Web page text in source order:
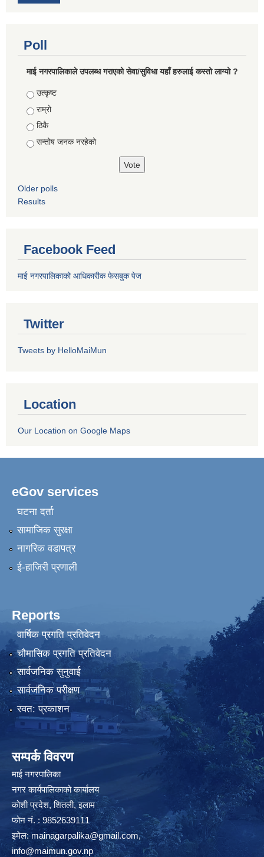
Poll
माई नगरपालिकाले उपलब्ध गराएको सेवा/सुविधा यहाँ हरुलाई कस्तो लाग्यो ?
Choices
उत्कृष्ट
राम्रो
ठिकै
सन्तोष जनक नरहेको
Older polls
Results
Facebook Feed
माई नगरपालिकाको आधिकारीक फेसबुक पेज
Twitter
Tweets by HelloMaiMun
Location
Our Location on Google Maps
eGov services
घटना दर्ता
सामाजिक सुरक्षा
नागरिक वडापत्र
ई-हाजिरी प्रणाली
Reports
वार्षिक प्रगति प्रतिवेदन
चौमासिक प्रगति प्रतिवेदन
सार्वजनिक सुनुवाई
सार्वजनिक परीक्षण
स्वत: प्रकाशन
सम्पर्क विवरण
माई नगरपालिका
नगर कार्यपालिकाको कार्यालय
कोशी प्रदेश, शितली, इलाम
फोन नं. : 9852639111
इमेल:mainagarpalika@gmail.com,
info@maimun.gov.np